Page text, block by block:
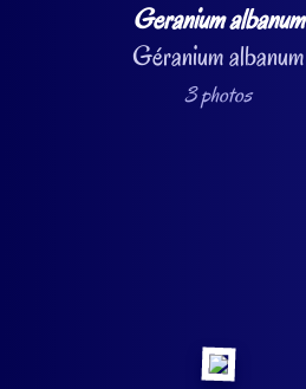
Geranium albanum
Géranium albanum
3 photos